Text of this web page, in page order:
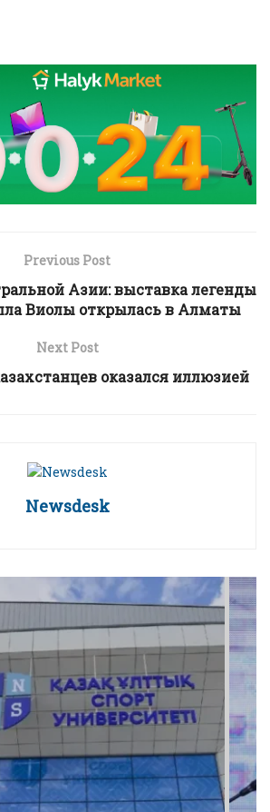
Previous Post
Азии: выставка легенды
Виолы открылась в Алматы
Next Post
оказался иллюзией
Newsdesk